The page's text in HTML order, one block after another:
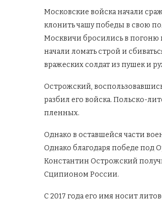
Московские войска начали
клонить чашу победы в свою
Москвичи бросились в погоню
начали ломать строй и
вражеских солдат из пушек и
Острожский,
разбил его войска. Польско-
пленных.
Однако в оставшейся части
Однако благодаря победе под
Константин Острожский
Сципионом России.
С 2017 года его имя носит